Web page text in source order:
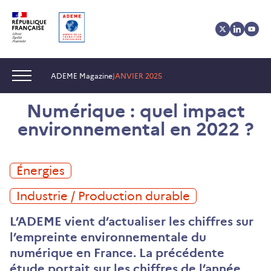
au
contenu
au
menu
des
cookies
Navigation :ADEME MagazineJANVIER 2025
Numérique : quel impact
environnemental en 2022 ?
Énergies
Industrie / Production durable
L’ADEME vient d’actualiser les chiffres sur
l’empreinte environnementale du
numérique en France. La précédente